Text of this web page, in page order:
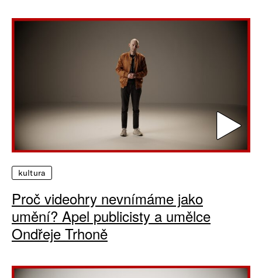
kultura
Proč videohry nevnímáme jako
umění? Apel publicisty a umělce
Ondřeje Trhoně